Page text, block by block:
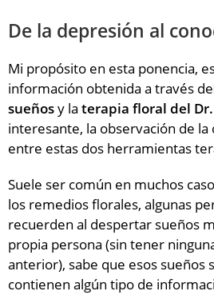
De la depresión al
Mi propósito en esta ponencia,
información obtenida a través
sueñosy la terapia floral del Dr.
interesante, la observación de
entre estas dos herramientas
Suele ser común en muchos
los remedios florales, algunas
recuerden al despertar sueños
propia persona (sin tener
anterior), sabe que esos sueños
contienen algún tipo de